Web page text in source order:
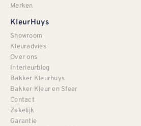
Merken
KleurHuys
Showroom
Kleuradvies
Over ons
Interieurblog
Bakker Kleurhuys
Bakker Kleur en Sfeer
Contact
Zakelijk
Garantie